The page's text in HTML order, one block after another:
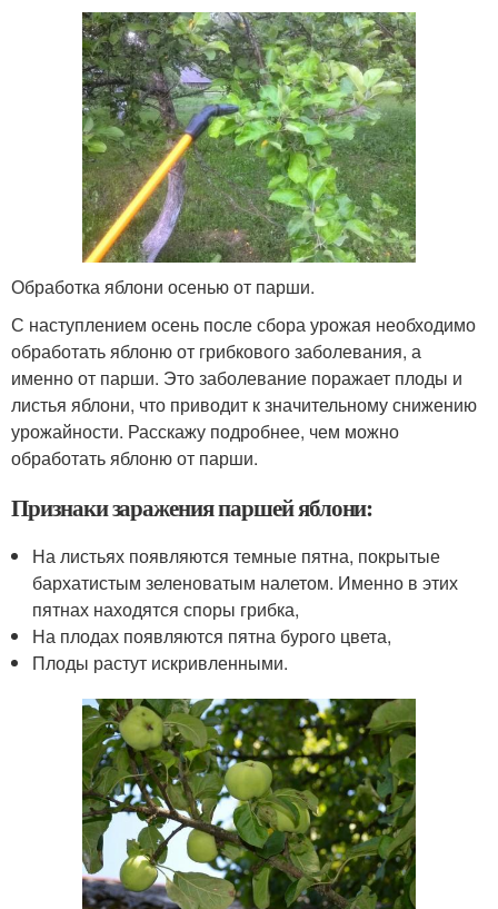
Обработка яблони осенью от парши.
С наступлением осень после сбора урожая необходимо
обработать яблоню от грибкового заболевания, а
именно от парши. Это заболевание поражает плоды и
листья яблони, что приводит к значительному снижению
урожайности. Расскажу подробнее, чем можно
обработать яблоню от парши.
Признаки заражения паршей яблони:
На листьях появляются темные пятна, покрытые
бархатистым зеленоватым налетом. Именно в этих
пятнах находятся споры грибка,
На плодах появляются пятна бурого цвета,
Плоды растут искривленными.